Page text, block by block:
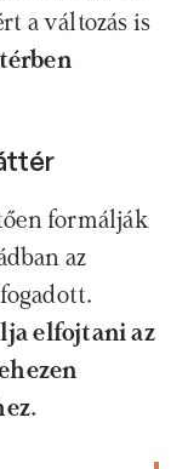
a változás is
formálják
az
elfojtani az